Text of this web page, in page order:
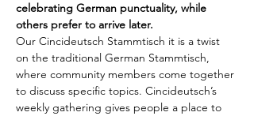
celebrating German punctuality, while
others prefer to arrive later.
Our Cincideutsch Stammtisch it is a twist
on the traditional German Stammtisch,
where community members come together
to discuss specific topics. Cincideutsch’s
weekly gathering gives people a place to